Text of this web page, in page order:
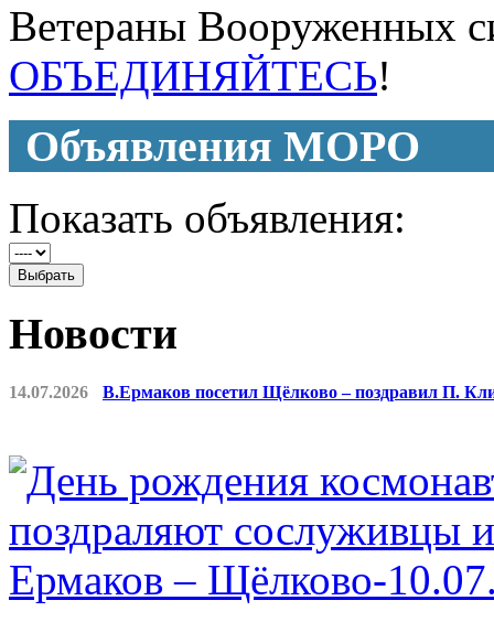
Ветераны Вооруженных
ОБЪЕДИНЯЙТЕСЬ!
Объявления МОРО
Показать объявления:
Новости
14.07.2026 В.Ермаков посетил Щёлково – поздравил П.